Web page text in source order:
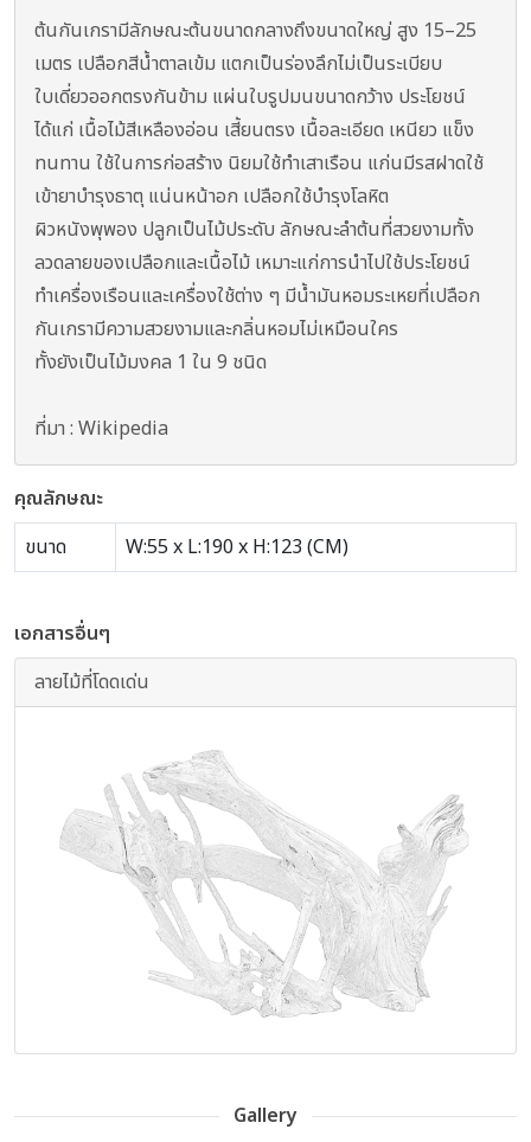
ต้นกันเกรามีลักษณะต้นขนาดกลางถึงขนาดใหญ่ สูง 15–25
เมตร เปลือกสีน้ำตาลเข้ม แตกเป็นร่องลึกไม่เป็นระเบียบ
ใบเดี่ยวออกตรงกันข้าม แผ่นใบรูปมนขนาดกว้าง ประโยชน์
ได้แก่ เนื้อไม้สีเหลืองอ่อน เสี้ยนตรง เนื้อละเอียด เหนียว แข็ง
ทนทาน ใช้ในการก่อสร้าง นิยมใช้ทำเสาเรือน แก่นมีรสฝาดใช้
เข้ายาบำรุงธาตุ แน่นหน้าอก เปลือกใช้บำรุงโลหิต
ผิวหนังพุพอง ปลูกเป็นไม้ประดับ ลักษณะลำต้นที่สวยงามทั้ง
ลวดลายของเปลือกและเนื้อไม้ เหมาะแก่การนำไปใช้ประโยชน์
ทำเครื่องเรือนและเครื่องใช้ต่าง ๆ มีน้ำมันหอมระเหยที่เปลือก
กันเกรามีความสวยงามและกลิ่นหอมไม่เหมือนใคร
ทั้งยังเป็นไม้มงคล 1 ใน 9 ชนิด
ที่มา : Wikipedia
คุณลักษณะ
ขนาด
W:55 x L:190 x H:123 (CM)
เอกสารอื่นๆ
ลายไม้ที่โดดเด่น
Gallery